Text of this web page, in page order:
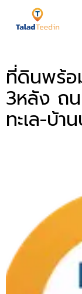
ที่ดินพร้อ
3หลัง ถ
ทะเล-บ้